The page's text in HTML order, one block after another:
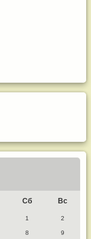
Сб Вс
1 2
8 9